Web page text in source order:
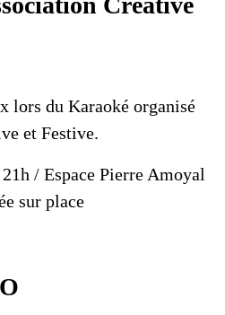
lors du Karaoké organisé
et Festive.
/ Espace Pierre Amoyal
sur place